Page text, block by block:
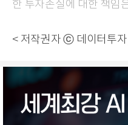
한 투자손실에 대한 책임
< 저작권자 ⓒ 데이터투